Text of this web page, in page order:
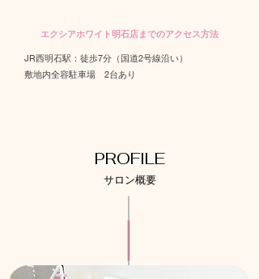
エクシアホワイト明石店までのアクセス方法
JR西明石駅：徒歩7分（国道2号線沿い）
​敷地内全容駐車場 2台あり
PROFILE
サロン概要